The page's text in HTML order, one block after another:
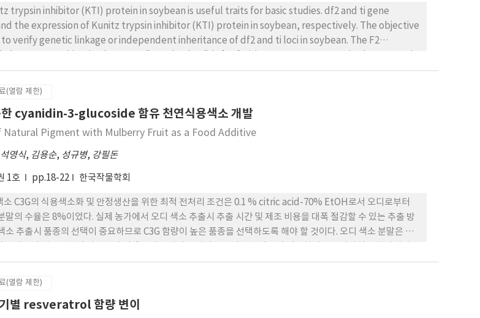
trypsin inhibitor (KTI) protein in soybean is useful traits for basic studies. df2 and ti gene
the expression of Kunitz trypsin inhibitor (KTI) protein in soybean, respectively. The objective
verify genetic linkage or independent inheritance of df2 and ti loci in soybean. The F2
and T210 (df2df2TiTi genotype, a dwarf growth type and KTI protein present). A total of 258 F2
segregation of KTI protein using SDS-PAGE. And so, 198 F2 plants were recorded for the
The segregation ratio of 3 : 1 for Ti locus (201 Ti : 57 titi) and Df2 locus (143 Df2 : 55 df2df2)
ratio of 9 : 3 : 3 : 1 (116 TiDf2: 44 Tidf2df2: 27 titiDf2: 11 titidf2df2) between df2 gene and ti
=3.53, P = 0.223). These results showed that df2 gene was inherited independently with the ti
(열람 제한)
한 cyanidin-3-glucoside 함유 천연식용색소 개발
Natural Pigment with Mulberry Fruit as a Food Additive
석영식, 김용순, 성규병, 강필돈
1호 pp.18-22 한국작물학회
소 C3G의 식용색소화 및 안정생산을 위한 최적 전처리 조건은 0.1 % citric acid-70% EtOH로서 오디로부터
말의 수율은 8%이었다. 실제 농가에서 오디 색소 추출시 추출 시간 및 제조 비용을 대폭 절감할 수 있는 추출 방
소 추출시 품종의 선택이 중요하므로 C3G 함량이 높은 품종을 선택하도록 해야 할 것이다. 오디 색소 분말은 알
.
(열람 제한)
별 resveratrol 함량 변이